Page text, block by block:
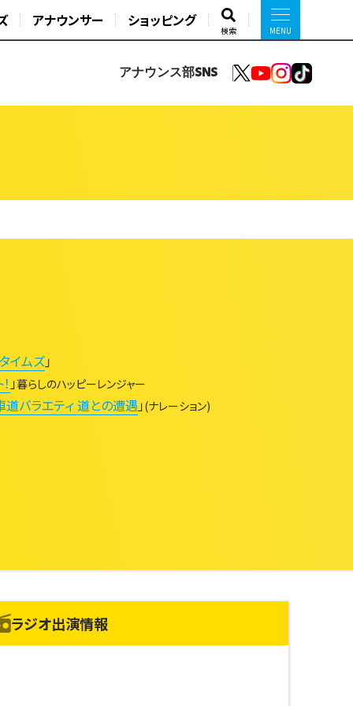
アナウンサー ショッピング
検索
アナウンス部SNS
イムズ」
」暮らしのハッピーレンジャー
道バラエティ 道との遭遇」(ナレーション)
ラジオ出演情報